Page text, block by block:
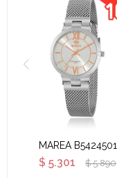
MAREA B5424501
$ 5.301 $ 5.890